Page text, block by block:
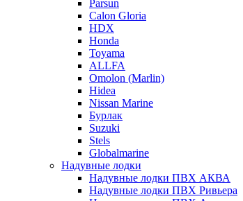
Parsun
Calon Gloria
HDX
Honda
Toyama
ALLFA
Omolon (Marlin)
Hidea
Nissan Marine
Бурлак
Suzuki
Stels
Globalmarine
Надувные лодки
Надувные лодки ПВХ АКВА
Надувные лодки ПВХ Ривьера